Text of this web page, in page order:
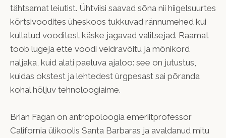
tähtsamat leiutist. Ühtviisi saavad sõna nii hiigelsuurtes
kõrtsivoodites üheskoos tukkuvad rännumehed kui
kullatud vooditest käske jagavad valitsejad. Raamat
toob lugeja ette voodi veidravõitu ja mõnikord
naljaka, kuid alati paeluva ajaloo: see on jutustus,
kuidas okstest ja lehtedest ürgpesast sai põranda
kohal hõljuv tehnoloogiaime.
Brian Fagan on antropoloogia emeriitprofessor
California ülikoolis Santa Barbaras ja avaldanud mitu